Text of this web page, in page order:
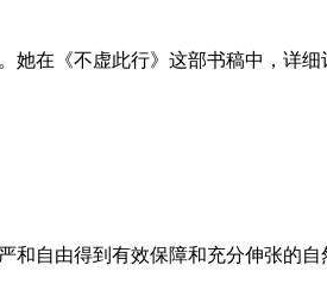
她在《不虚此行》这部书稿中，
和自由得到有效保障和充分伸张的